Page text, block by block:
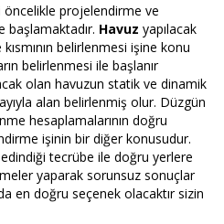
öncelikle projelendirme ve
başlamaktadır. Havuz yapılacak
belirlenmesi işine konu
belirlenmesi ile başlanır
olan havuzun statik ve dinamik
alan belirlenmiş olur. Düzgün
hesaplamalarının doğru
işinin bir diğer konusudur.
edindiği tecrübe ile doğru yerlere
yaparak sorunsuz sonuçlar
en doğru seçenek olacaktır sizin